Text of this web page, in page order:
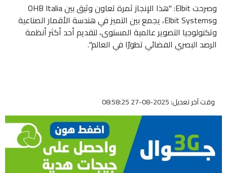
وصرحت Elbit: "هذا الإنجاز ثمرة تعاون وثيق بين OHB Italia
وElbit Systems، يجمع بين التميز في هندسة الأقمار الصناعية
وتكنولوجيا التصوير عالمية المستوى، لتقديم أحد أكثر أنظمة
الرصد البصري الفضائي تطورًا في العالم".
وقت آخر تعديل: 2025-08-27 08:58:25